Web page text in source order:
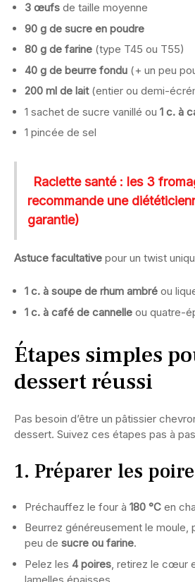
3 œufs de taille moyenne
90 g de sucre en poudre
80 g de farine (type T45 ou T55)
40 g de beurre fondu (+ un peu
200 ml de lait(entier ou demi-
1 sachet de sucre vanillé ou 1 c. à
1 pincée de sel
Raclette santé : les 3
recommande une
garantie)
Astuce facultative pour un twist
1 c. à soupe de rhum ambré ou
1 c. à café de cannelle ou quatre-
Étapes simples
dessert réussi
Pas besoin d’être un pâtissier
dessert. Suivez ces étapes pas à
1. Préparer les
Préchauffez le four à 180 °C en
Beurrez généreusement le moule,
peu de sucre ou farine.
Pelez les 4 poires , retirez le cœur
lamelles épaisses.